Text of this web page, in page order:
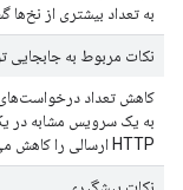
به تعداد بیشتری از نخ‌ها
نکات مربوط به جابجایی
کاهش تعداد
به یک سرویس مشابه در
HTTP ارسالی را کاهش می‌دهد.